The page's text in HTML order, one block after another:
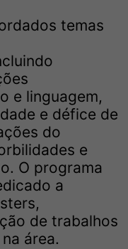
temas
e linguagem,
e défice de
do
e
O programa
a
de trabalhos
área.